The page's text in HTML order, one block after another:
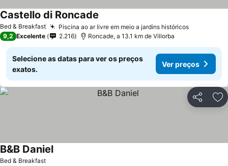
Bed & Breakfast Piscina ao ar livre em meio a jardins históricosVer
Castello di Roncade
9,2 Excelente 2.216 Roncade, a 13.1 km de Villorba
Selecione as datas para ver os preços
exatos.
Ver preços
Partilhar
Bed & Breakfast
B&B DanielVer preços